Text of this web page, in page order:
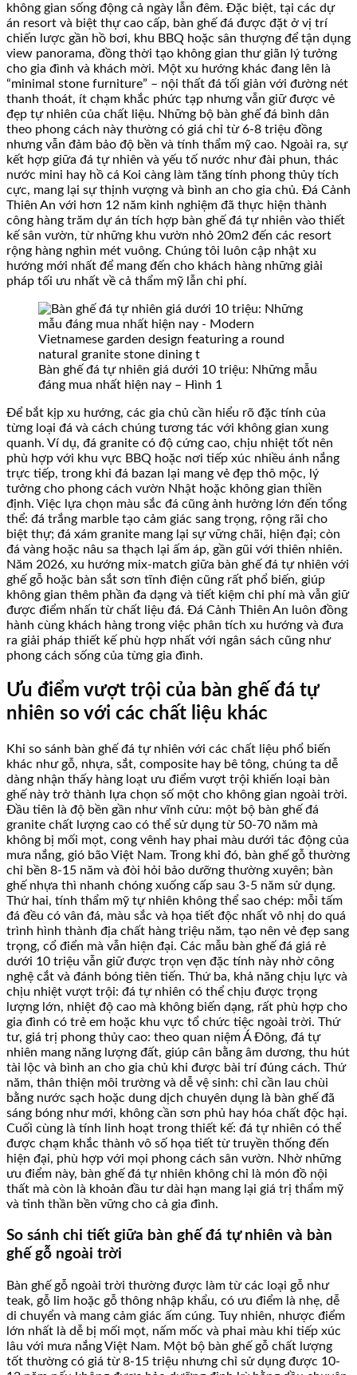
không gian sống động cả ngày lẫn đêm. Đặc biệt, tại các dự
án resort và biệt thự cao cấp, bàn ghế đá được đặt ở vị trí
chiến lược gần hồ bơi, khu BBQ hoặc sân thượng để tận dụng
view panorama, đồng thời tạo không gian thư giãn lý tưởng
cho gia đình và khách mời. Một xu hướng khác đang lên là
“minimal stone furniture” – nội thất đá tối giản với đường nét
thanh thoát, ít chạm khắc phức tạp nhưng vẫn giữ được vẻ
đẹp tự nhiên của chất liệu. Những bộ bàn ghế đá bình dân
theo phong cách này thường có giá chỉ từ 6-8 triệu đồng
nhưng vẫn đảm bảo độ bền và tính thẩm mỹ cao. Ngoài ra, sự
kết hợp giữa đá tự nhiên và yếu tố nước như đài phun, thác
nước mini hay hồ cá Koi càng làm tăng tính phong thủy tích
cực, mang lại sự thịnh vượng và bình an cho gia chủ. Đá Cảnh
Thiên An với hơn 12 năm kinh nghiệm đã thực hiện thành
công hàng trăm dự án tích hợp bàn ghế đá tự nhiên vào thiết
kế sân vườn, từ những khu vườn nhỏ 20m2 đến các resort
rộng hàng nghìn mét vuông. Chúng tôi luôn cập nhật xu
hướng mới nhất để mang đến cho khách hàng những giải
pháp tối ưu nhất về cả thẩm mỹ lẫn chi phí.
Bàn ghế đá tự nhiên giá dưới 10 triệu: Những mẫu
đáng mua nhất hiện nay – Hình 1
Để bắt kịp xu hướng, các gia chủ cần hiểu rõ đặc tính của
từng loại đá và cách chúng tương tác với không gian xung
quanh. Ví dụ, đá granite có độ cứng cao, chịu nhiệt tốt nên
phù hợp với khu vực BBQ hoặc nơi tiếp xúc nhiều ánh nắng
trực tiếp, trong khi đá bazan lại mang vẻ đẹp thô mộc, lý
tưởng cho phong cách vườn Nhật hoặc không gian thiền
định. Việc lựa chọn màu sắc đá cũng ảnh hưởng lớn đến tổng
thể: đá trắng marble tạo cảm giác sang trọng, rộng rãi cho
biệt thự; đá xám granite mang lại sự vững chãi, hiện đại; còn
đá vàng hoặc nâu sa thạch lại ấm áp, gần gũi với thiên nhiên.
Năm 2026, xu hướng mix-match giữa bàn ghế đá tự nhiên với
ghế gỗ hoặc bàn sắt sơn tĩnh điện cũng rất phổ biến, giúp
không gian thêm phần đa dạng và tiết kiệm chi phí mà vẫn giữ
được điểm nhấn từ chất liệu đá. Đá Cảnh Thiên An luôn đồng
hành cùng khách hàng trong việc phân tích xu hướng và đưa
ra giải pháp thiết kế phù hợp nhất với ngân sách cũng như
phong cách sống của từng gia đình.
Ưu điểm vượt trội của bàn ghế đá tự
nhiên so với các chất liệu khác
Khi so sánh bàn ghế đá tự nhiên với các chất liệu phổ biến
khác như gỗ, nhựa, sắt, composite hay bê tông, chúng ta dễ
dàng nhận thấy hàng loạt ưu điểm vượt trội khiến loại bàn
ghế này trở thành lựa chọn số một cho không gian ngoài trời.
Đầu tiên là độ bền gần như vĩnh cửu: một bộ bàn ghế đá
granite chất lượng cao có thể sử dụng từ 50-70 năm mà
không bị mối mọt, cong vênh hay phai màu dưới tác động của
mưa nắng, gió bão Việt Nam. Trong khi đó, bàn ghế gỗ thường
chỉ bền 8-15 năm và đòi hỏi bảo dưỡng thường xuyên; bàn
ghế nhựa thì nhanh chóng xuống cấp sau 3-5 năm sử dụng.
Thứ hai, tính thẩm mỹ tự nhiên không thể sao chép: mỗi tấm
đá đều có vân đá, màu sắc và họa tiết độc nhất vô nhị do quá
trình hình thành địa chất hàng triệu năm, tạo nên vẻ đẹp sang
trọng, cổ điển mà vẫn hiện đại. Các mẫu bàn ghế đá giá rẻ
dưới 10 triệu vẫn giữ được trọn vẹn đặc tính này nhờ công
nghệ cắt và đánh bóng tiên tiến. Thứ ba, khả năng chịu lực và
chịu nhiệt vượt trội: đá tự nhiên có thể chịu được trọng
lượng lớn, nhiệt độ cao mà không biến dạng, rất phù hợp cho
gia đình có trẻ em hoặc khu vực tổ chức tiệc ngoài trời. Thứ
tư, giá trị phong thủy cao: theo quan niệm Á Đông, đá tự
nhiên mang năng lượng đất, giúp cân bằng âm dương, thu hút
tài lộc và bình an cho gia chủ khi được bài trí đúng cách. Thứ
năm, thân thiện môi trường và dễ vệ sinh: chỉ cần lau chùi
bằng nước sạch hoặc dung dịch chuyên dụng là bàn ghế đã
sáng bóng như mới, không cần sơn phủ hay hóa chất độc hại.
Cuối cùng là tính linh hoạt trong thiết kế: đá tự nhiên có thể
được chạm khắc thành vô số họa tiết từ truyền thống đến
hiện đại, phù hợp với mọi phong cách sân vườn. Nhờ những
ưu điểm này, bàn ghế đá tự nhiên không chỉ là món đồ nội
thất mà còn là khoản đầu tư dài hạn mang lại giá trị thẩm mỹ
và tinh thần bền vững cho cả gia đình.
So sánh chi tiết giữa bàn ghế đá tự nhiên và bàn
ghế gỗ ngoài trời
Bàn ghế gỗ ngoài trời thường được làm từ các loại gỗ như
teak, gỗ lim hoặc gỗ thông nhập khẩu, có ưu điểm là nhẹ, dễ
di chuyển và mang cảm giác ấm cúng. Tuy nhiên, nhược điểm
lớn nhất là dễ bị mối mọt, nấm mốc và phai màu khi tiếp xúc
lâu với mưa nắng Việt Nam. Một bộ bàn ghế gỗ chất lượng
tốt thường có giá từ 8-15 triệu nhưng chỉ sử dụng được 10-